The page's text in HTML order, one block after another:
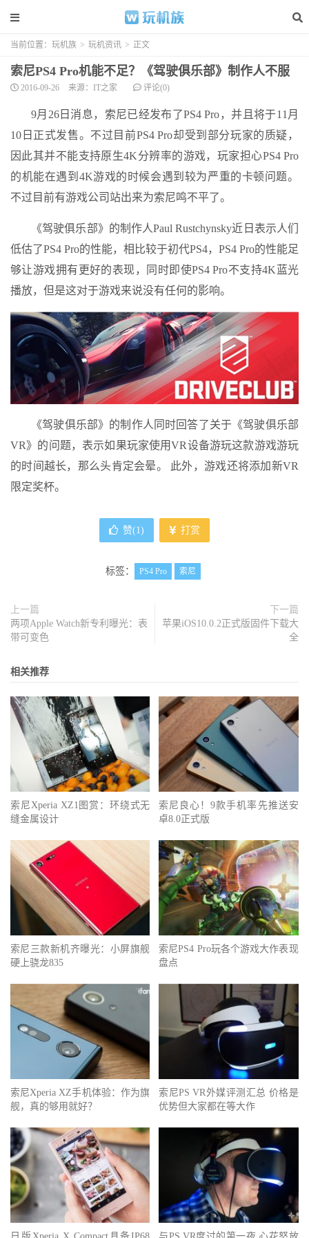
当前位置： 玩机族 > 玩机资讯 > 正文
索尼PS4 Pro机能不足？《驾驶俱乐部》制作人不服
2016-09-26 来源：IT之家 评论(0)
9月26日消息，索尼已经发布了PS4 Pro，并且将于11月
10日正式发售。不过目前PS4 Pro却受到部分玩家的质疑，
因此其并不能支持原生4K分辨率的游戏，玩家担心PS4 Pro
的机能在遇到4K游戏的时候会遇到较为严重的卡顿问题。
不过目前有游戏公司站出来为索尼鸣不平了。
《驾驶俱乐部》的制作人Paul Rustchynsky近日表示人们
低估了PS4 Pro的性能，相比较于初代PS4，PS4 Pro的性能足
够让游戏拥有更好的表现，同时即使PS4 Pro不支持4K蓝光
播放，但是这对于游戏来说没有任何的影响。
《驾驶俱乐部》的制作人同时回答了关于《驾驶俱乐部
VR》的问题，表示如果玩家使用VR设备游玩这款游戏游玩
的时间越长，那么头肯定会晕。 此外，游戏还将添加新VR
限定奖杯。
赞(1 ) 打赏
标签： PS4 Pro 索尼
上一篇
两项Apple Watch新专利曝光：表
带可变色
下一篇
苹果iOS10.0.2正式版固件下载大
全
相关推荐
索尼Xperia XZ1图赏：环绕式无
缝金属设计
索尼良心！9款手机率先推送安
卓8.0正式版
索尼三款新机齐曝光：小屏旗舰
硬上骁龙835
索尼PS4 Pro玩各个游戏大作表现
盘点
索尼Xperia XZ手机体验：作为旗
舰，真的够用就好？
索尼PS VR外媒评测汇总 价格是
优势但大家都在等大作